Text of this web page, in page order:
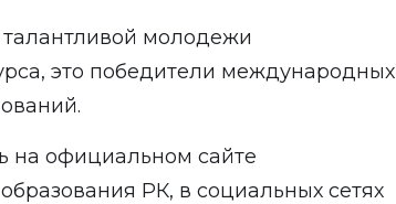
молодежи
это победители международных
на официальном сайте
РК, в социальных сетях